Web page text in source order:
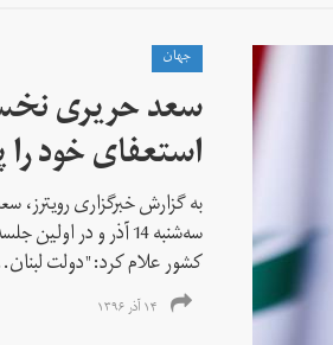
جهان
سعد حریری
استعفای خود
به گزارش خبرگزاری رویترز،
سه‌شنبه 14 آذر و در
کشور علام کرد:"دولت
۱۴ آذر ۱۳۹۶